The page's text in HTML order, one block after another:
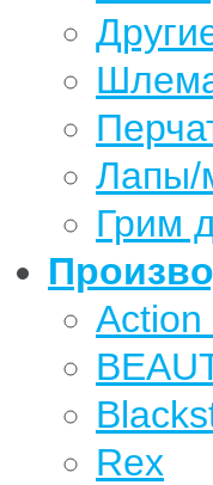
Лапы/
Грим
Action
Rex